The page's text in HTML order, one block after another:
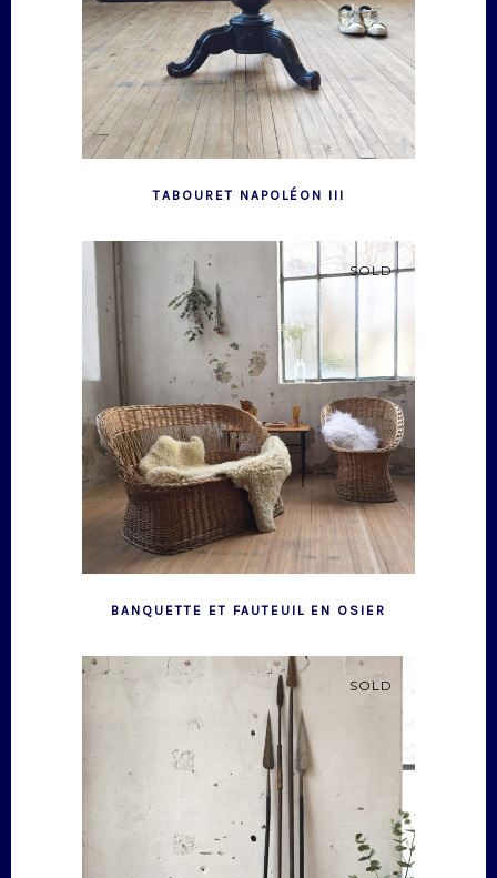
TABOURET NAPOLÉON III
SOLD
BANQUETTE ET FAUTEUIL EN OSIER
SOLD